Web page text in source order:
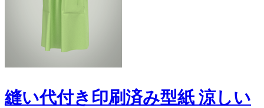
縫い代付き印刷済み型紙 涼しい